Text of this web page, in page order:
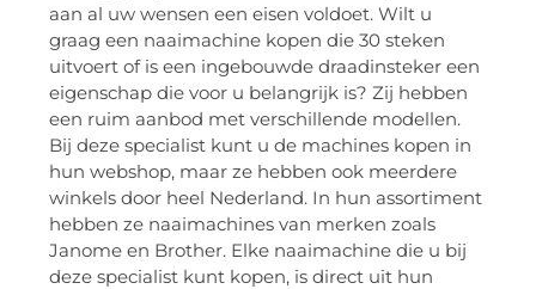
aan al uw wensen een eisen voldoet. Wilt u
graag een naaimachine kopen die 30 steken
uitvoert of is een ingebouwde draadinsteker een
eigenschap die voor u belangrijk is? Zij hebben
een ruim aanbod met verschillende modellen.
Bij deze specialist kunt u de machines kopen in
hun webshop, maar ze hebben ook meerdere
winkels door heel Nederland. In hun assortiment
hebben ze naaimachines van merken zoals
Janome en Brother. Elke naaimachine die u bij
deze specialist kunt kopen, is direct uit hun